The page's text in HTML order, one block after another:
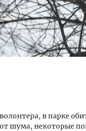
в парке
от шума, некоторые